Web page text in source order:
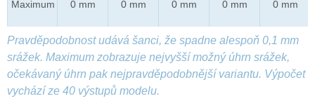
Maximum 0 mm 0 mm 0 mm 0 mm 0 mm
Pravděpodobnost udává šanci, že spadne alespoň 0,1 mm
srážek. Maximum zobrazuje nejvyšší možný úhrn srážek,
očekávaný úhrn pak nejpravděpodobnější variantu. Výpočet
vychází ze 40 výstupů modelu.